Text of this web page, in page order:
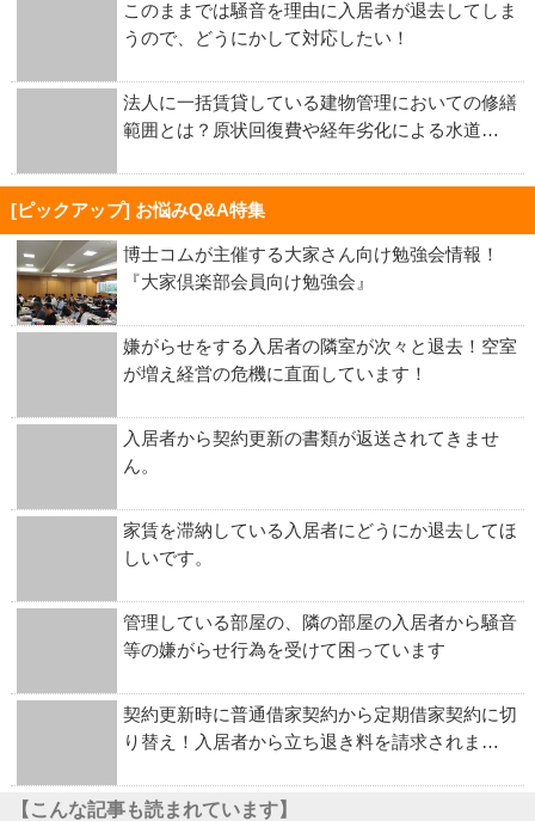
このままでは騒音を理由に入居者が退去してしま
うので、どうにかして対応したい！
法人に一括賃貸している建物管理においての修繕
範囲とは？原状回復費や経年劣化による水道…
[ピックアップ] お悩みQ&A特集
博士コムが主催する大家さん向け勉強会情報！
『大家倶楽部会員向け勉強会』
嫌がらせをする入居者の隣室が次々と退去！空室
が増え経営の危機に直面しています！
入居者から契約更新の書類が返送されてきませ
ん。
家賃を滞納している入居者にどうにか退去してほ
しいです。
管理している部屋の、隣の部屋の入居者から騒音
等の嫌がらせ行為を受けて困っています
契約更新時に普通借家契約から定期借家契約に切
り替え！入居者から立ち退き料を請求されま…
【こんな記事も読まれています】